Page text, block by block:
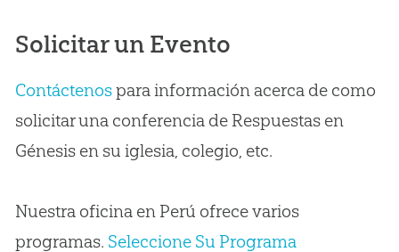
Solicitar un Evento
Contáctenospara información acerca de como
solicitar una conferencia de Respuestas en
Génesis en su iglesia, colegio, etc.
Nuestra oficina en Perú ofrece varios
programas. Seleccione Su Programa